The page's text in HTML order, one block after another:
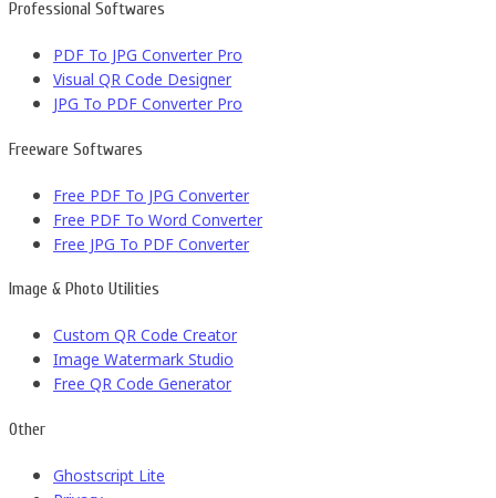
Professional Softwares
PDF To JPG Converter Pro
Visual QR Code Designer
JPG To PDF Converter Pro
Freeware Softwares
Free PDF To JPG Converter
Free PDF To Word Converter
Free JPG To PDF Converter
Image & Photo Utilities
Custom QR Code Creator
Image Watermark Studio
Free QR Code Generator
Other
Ghostscript Lite